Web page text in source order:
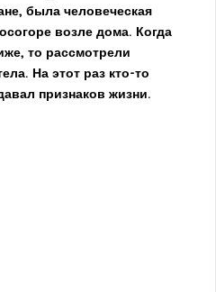
была человеческая
возле дома. Когда
то рассмотрели
На этот раз кто-то
признаков жизни.